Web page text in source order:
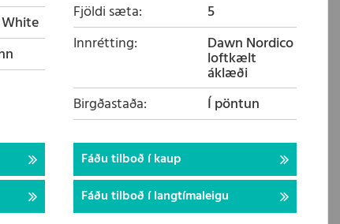
Fjöldi sæta
5
Innrétting
Dawn Nordico
loftkælt
áklæði
Birgðastaða
Í pöntun
Fáðu tilboð í kaup
Fáðu tilboð í langtímaleigu